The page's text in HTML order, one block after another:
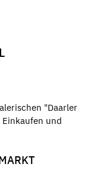
"Daarler
und